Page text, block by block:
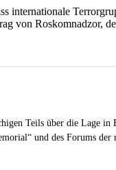
internationale
von Roskomnadzor,
Teils über die Lage
und des Forums